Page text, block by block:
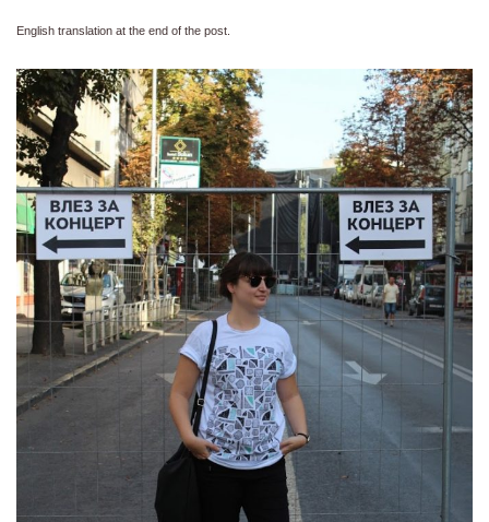
English translation at the end of the post.